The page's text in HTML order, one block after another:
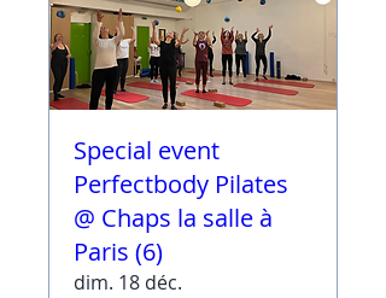
Special event
Perfectbody Pilates
@ Chaps la salle à
Paris (6)
dim. 18 déc.